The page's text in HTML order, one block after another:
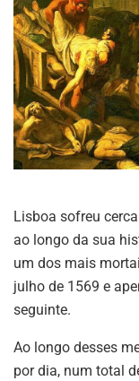
Lisboa sofreu
ao longo da sua
um dos mais
julho de 1569 e
seguinte.
Ao longo desses
por dia, num total